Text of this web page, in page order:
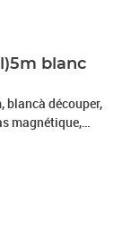
blanc
blancà découper,
magnétique,
02)